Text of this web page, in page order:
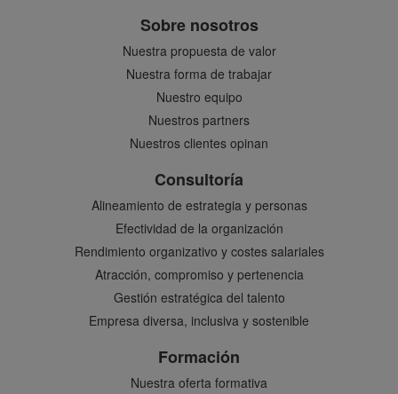
Sobre nosotros
Nuestra propuesta de valor
Nuestra forma de trabajar
Nuestro equipo
Nuestros partners
Nuestros clientes opinan
Consultoría
Alineamiento de estrategia y personas
Efectividad de la organización
Rendimiento organizativo y costes salariales
Atracción, compromiso y pertenencia
Gestión estratégica del talento
Empresa diversa, inclusiva y sostenible
Formación
Nuestra oferta formativa